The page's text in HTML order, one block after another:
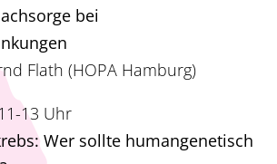
bei
Flath (HOPA Hamburg)
13 Uhr
Wer sollte humangenetisch